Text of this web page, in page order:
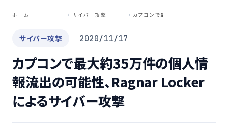
ホーム サイバー攻撃
サイバー攻撃 2020/11/17
カプコンで最大約35万件の個人情
報流出の可能性、Ragnar Locker
によるサイバー攻撃